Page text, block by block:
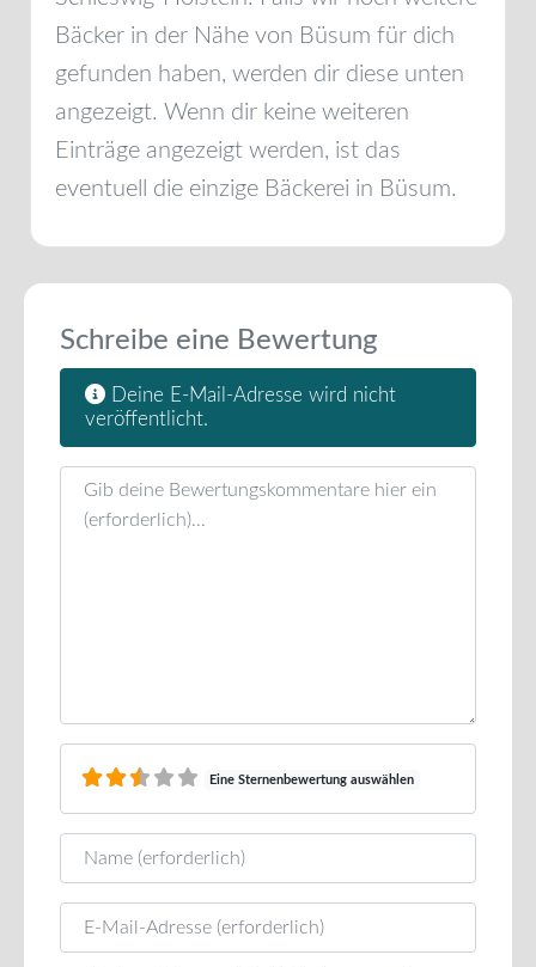
Bäcker in der Nähe von Büsum für dich
gefunden haben, werden dir diese unten
angezeigt. Wenn dir keine weiteren
Einträge angezeigt werden, ist das
eventuell die einzige Bäckerei in Büsum.
Schreibe eine Bewertung
Deine E-Mail-Adresse wird nicht
veröffentlicht.
Rezensionstext
Eine Sternenbewertung auswählen
Name
E-Mail